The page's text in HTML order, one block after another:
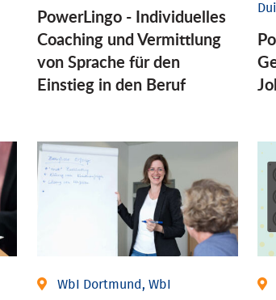
PowerLingo - Individuelles
Coaching und Vermittlung
von Sprache für den
Einstieg in den Beruf
WbI Dortmund, WbI